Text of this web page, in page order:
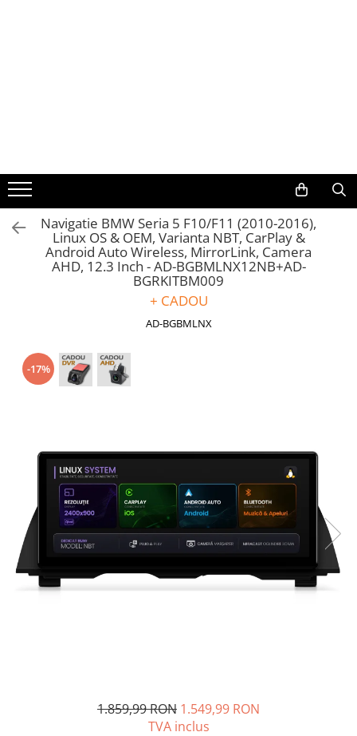
Volkswagen
Audi
Mercedes Benz
Opel
Peugeot
Toyota
Seat
Navigatie BMW Seria 5 F10/F11 (2010-2016),
Linux OS & OEM, Varianta NBT, CarPlay &
Android Auto Wireless, MirrorLink, Camera
AHD, 12.3 Inch - AD-BGBMLNX12NB+AD-
BGRKITBM009
+ CADOU
AD-BGBMLNX
-17%
1.859,99 RON 1.549,99 RON
TVA inclus